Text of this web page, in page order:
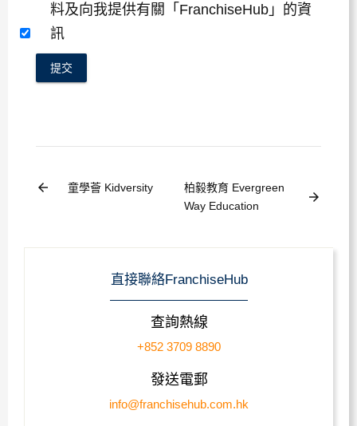
料及向我提供有關「FranchiseHub」的資
訊
提交
arrow_back 童學薈 Kidversity
柏毅教育 Evergreen
Way Education
arrow_forward
直接聯絡FranchiseHub
查詢熱線
+852 3709 8890
發送電郵
info@franchisehub.com.hk